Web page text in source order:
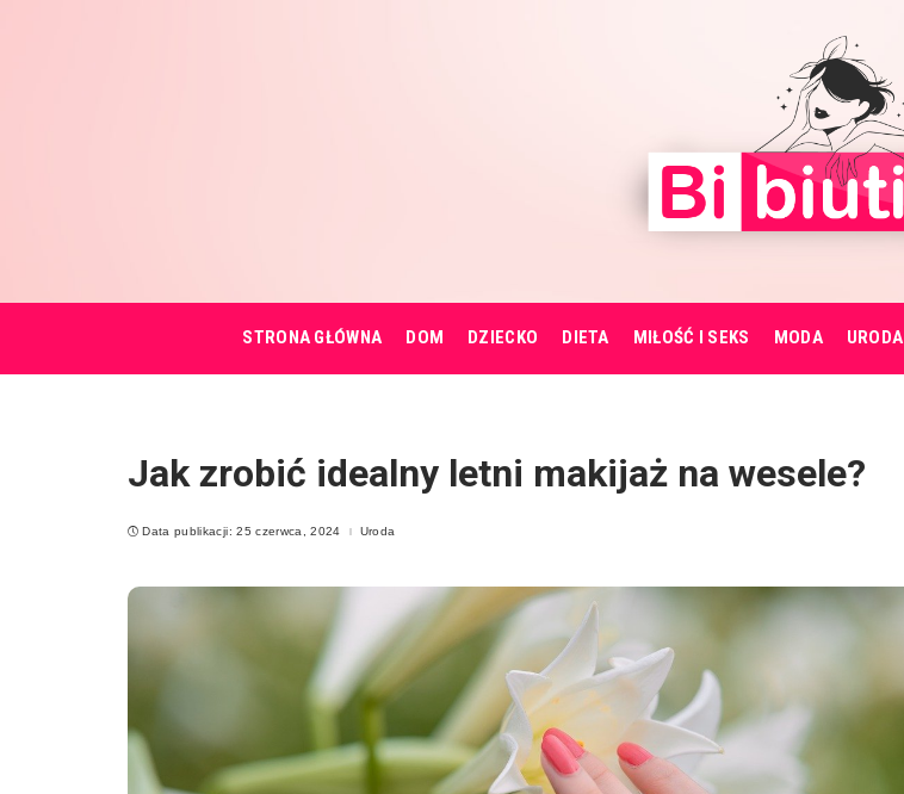
STRONA GŁÓWNA DOM DZIECKO DIETA MIŁOŚĆ I SEKS MODA URODA
Jak zrobić idealny letni makijaż na wesele?
Data publikacji: 25 czerwca, 2024 Uroda